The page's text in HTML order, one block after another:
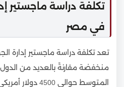
تكلفة دراسة ماجستير
في مصر
تعد تكلفة دراسة ماجستير إدارة
منخفضة مقارنةً بالعديد من الدول
المتوسط حوالي